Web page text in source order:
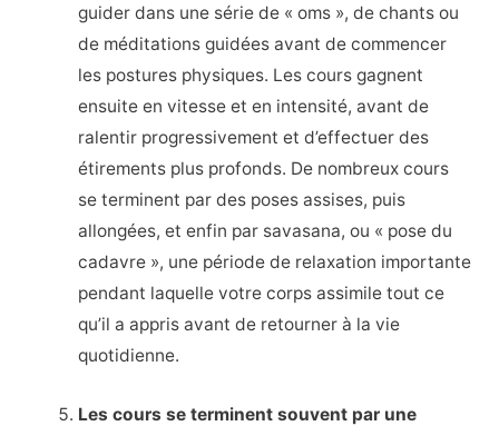
guider dans une série de « oms », de chants ou
de méditations guidées avant de commencer
les postures physiques. Les cours gagnent
ensuite en vitesse et en intensité, avant de
ralentir progressivement et d’effectuer des
étirements plus profonds. De nombreux cours
se terminent par des poses assises, puis
allongées, et enfin par savasana, ou « pose du
cadavre », une période de relaxation importante
pendant laquelle votre corps assimile tout ce
qu’il a appris avant de retourner à la vie
quotidienne.
Les cours se terminent souvent par une